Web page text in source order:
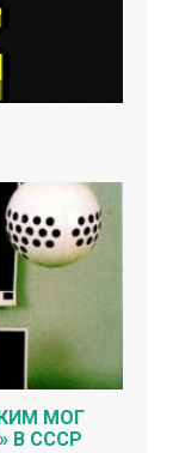
МОГ
В СССР